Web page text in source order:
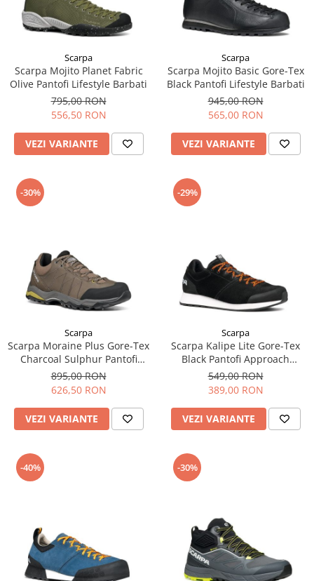
Scarpa
Scarpa Mojito Planet Fabric
Olive Pantofi Lifestyle Barbati
795,00 RON
556,50 RON
VEZI VARIANTE
Scarpa
Scarpa Mojito Basic Gore-Tex
Black Pantofi Lifestyle Barbati
945,00 RON
565,00 RON
VEZI VARIANTE
-30%
Scarpa
Scarpa Moraine Plus Gore-Tex
Charcoal Sulphur Pantofi
Drumetie Barbati
895,00 RON
626,50 RON
VEZI VARIANTE
-29%
Scarpa
Scarpa Kalipe Lite Gore-Tex
Black Pantofi Approach
Barbati
549,00 RON
389,00 RON
VEZI VARIANTE
-40% -30%